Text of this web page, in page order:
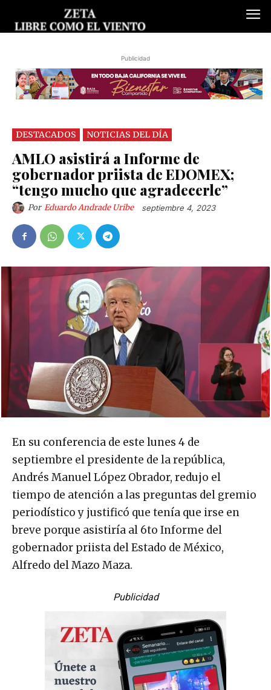
Publicidad
DESTACADOS NOTICIAS DEL DÍA
AMLO asistirá a Informe de
gobernador priista de EDOMEX;
“tengo mucho que agradecerle”
Por Eduardo Andrade Uribe septiembre 4, 2023
En su conferencia de este lunes 4 de
septiembre el presidente de la república,
Andrés Manuel López Obrador, redujo el
tiempo de atención a las preguntas del gremio
periodístico y justificó que tenía que irse en
breve porque asistiría al 6to Informe del
gobernador priista del Estado de México,
Alfredo del Mazo Maza.
Publicidad